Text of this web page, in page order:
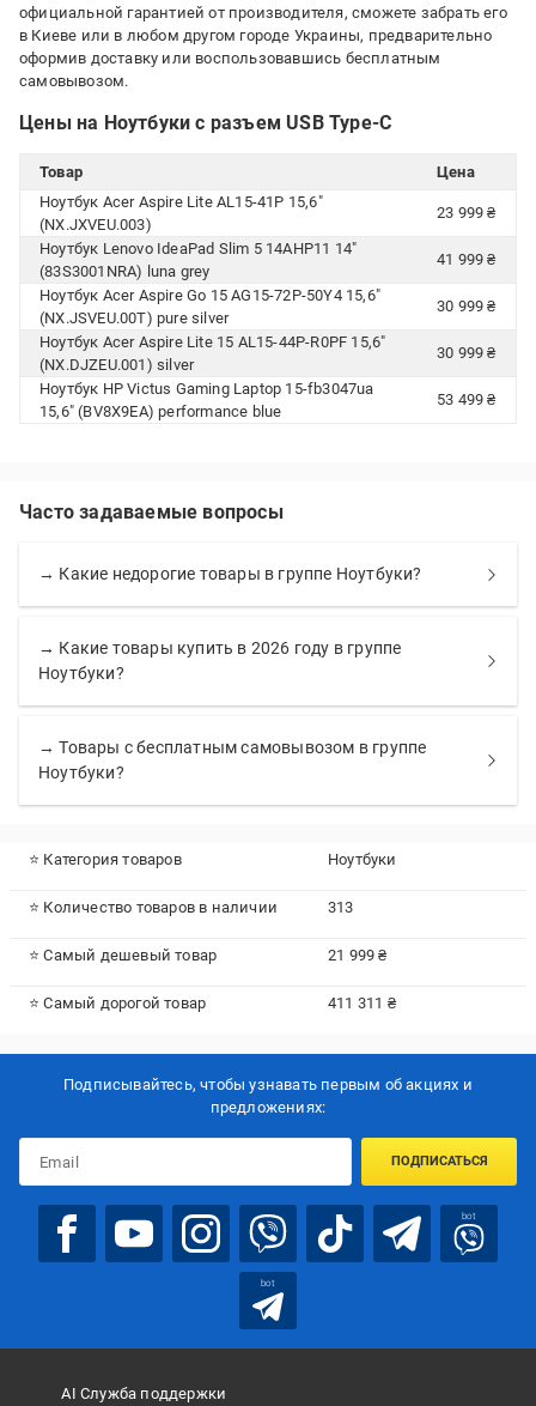
официальной гарантией от производителя, сможете забрать его
в Киеве или в любом другом городе Украины, предварительно
оформив доставку или воспользовавшись бесплатным
самовывозом.
Цены на Ноутбуки с разъем USB Type-C
Товар
Цена
Ноутбук Acer Aspire Lite AL15-41P 15,6"
(NX.JXVEU.003)
23 999 ₴
Ноутбук Lenovo IdeaPad Slim 5 14AHP11 14"
(83S3001NRA) luna grey
41 999 ₴
Ноутбук Acer Aspire Go 15 AG15-72P-50Y4 15,6"
(NX.JSVEU.00T) pure silver
30 999 ₴
Ноутбук Acer Aspire Lite 15 AL15-44P-R0PF 15,6"
(NX.DJZEU.001) silver
30 999 ₴
Ноутбук HP Victus Gaming Laptop 15-fb3047ua
15,6" (BV8X9EA) performance blue
53 499 ₴
Часто задаваемые вопросы
→ Какие недорогие товары в группе Ноутбуки?
→ Какие товары купить в 2026 году в группе
Ноутбуки?
→ Товары с бесплатным самовывозом в группе
Ноутбуки?
⭐ Категория товаров Ноутбуки
⭐ Количество товаров в наличии 313
⭐ Самый дешевый товар 21 999 ₴
⭐ Самый дорогой товар 411 311 ₴
Подписывайтесь, чтобы узнавать первым об акцияx и
предложениях:
ПОДПИСАТЬСЯ
bot
bot
AI Служба поддержки